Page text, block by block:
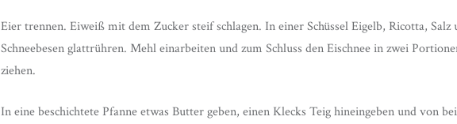
Eier trennen. Eiweiß mit dem Zucker steif schlagen. In einer Schüssel Eigelb, Ricotta,
Schneebesen glattrühren. Mehl einarbeiten und zum Schluss den Eischnee in zwei
ziehen.
In eine beschichtete Pfanne etwas Butter geben, einen Klecks Teig hineingeben und von